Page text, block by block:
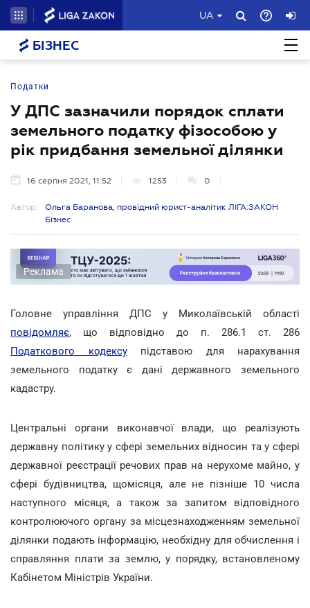
UA
БІЗНЕС
Податки
У ДПС зазначили порядок сплати
земельного податку фізособою у
рік придбання земельної ділянки
16 серпня 2021, 11:52 1253 0
Автор:
Ольга Баранова, провідний юрист-аналітик ЛІГА:ЗАКОН
Бізнес
Реклама
Головне управління ДПС у Миколаївській області
повідомляє, що відповідно до п. 286.1 ст. 286
Податкового кодексупідставою для нарахування
земельного податку є дані державного земельного
кадастру.
Центральні органи виконавчої влади, що реалізують
державну політику у сфері земельних відносин та у сфері
державної реєстрації речових прав на нерухоме майно, у
сфері будівництва, щомісяця, але не пізніше 10 числа
наступного місяця, а також за запитом відповідного
контролюючого органу за місцезнаходженням земельної
ділянки подають інформацію, необхідну для обчислення і
справляння плати за землю, у порядку, встановленому
Кабінетом Міністрів України.